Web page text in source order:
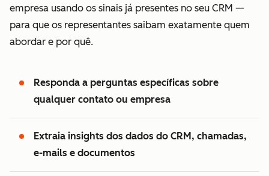
empresa usando os sinais já presentes no seu CRM —
para que os representantes saibam exatamente quem
abordar e por quê.
Responda a perguntas específicas sobre
qualquer contato ou empresa
Extraia insights dos dados do CRM, chamadas,
e-mails e documentos